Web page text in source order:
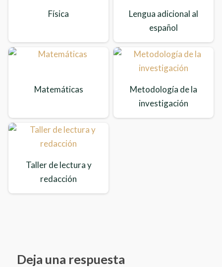
Física
Lengua adicional al
español
Matemáticas
Metodología de la
investigación
Taller de lectura y
redacción
Deja una respuesta